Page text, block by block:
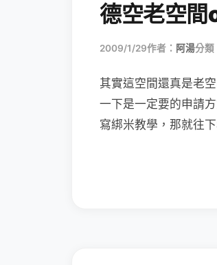
德空老空
2009/1/29作者： 阿湯分類
其實這空間還真是老
一下是一定要的申請
寫綁米教學，那就往下